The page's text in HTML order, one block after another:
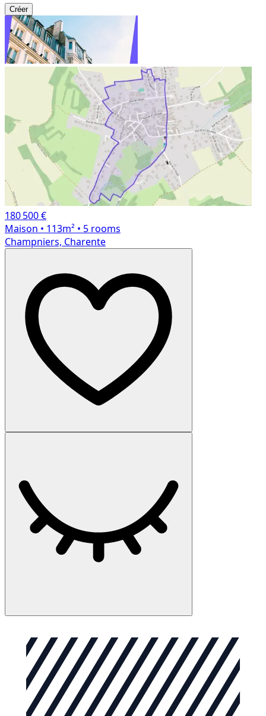
Créer
180 500 €
Maison • 113m² • 5 rooms
Champniers, Charente